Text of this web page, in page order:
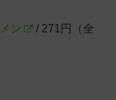
ン
/ 271円（全